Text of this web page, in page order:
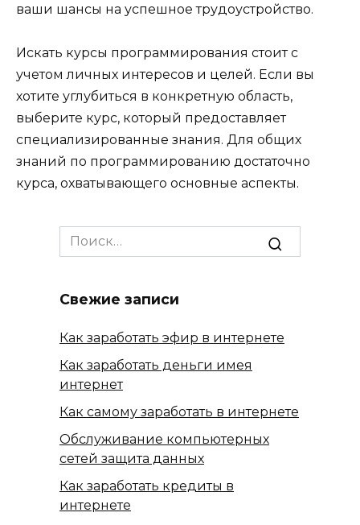
ваши шансы на успешное трудоустройство.
Искать курсы программирования стоит с
учетом личных интересов и целей. Если вы
хотите углубиться в конкретную область,
выберите курс, который предоставляет
специализированные знания. Для общих
знаний по программированию достаточно
курса, охватывающего основные аспекты.
Search
for:
Свежие записи
Как заработать эфир в интернете
Как заработать деньги имея
интернет
Как самому заработать в интернете
Обслуживание компьютерных
сетей защита данных
Как заработать кредиты в
интернете